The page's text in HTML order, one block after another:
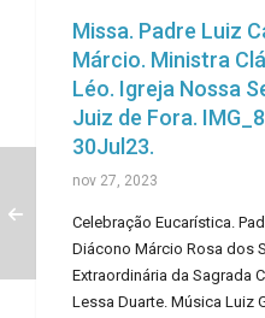
Missa. Padre Luiz
Márcio. Ministra
Léo. Igreja Nossa
Juiz de Fora.
30Jul23.
nov 27, 2023
Celebração Eucarística.
Diácono Márcio Rosa dos
Extraordinária da Sagrada
Lessa Duarte. Música Luiz